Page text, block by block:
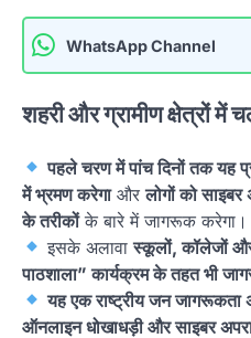
WhatsApp Channel
शहरी और ग्रामीण क्षेत्रों में
पहले चरण में पांच दिनों तक यह
में भ्रमण करेगाऔरलोगों को
के तरीकोंके बारे में जागरूक करेगा।
इसके अलावास्कूलों, कॉलेजों
पाठशाला” कार्यक्रम के तहत भी
यह एक राष्ट्रीय जन जागरूकता
ऑनलाइन धोखाधड़ी और साइबर